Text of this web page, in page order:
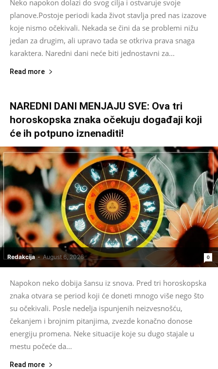
Neko napokon dolazi do svog cilja i ostvaruje svoje
planove.Postoje periodi kada život stavlja pred nas izazove
koje nismo očekivali. Nekada se čini da se problemi nižu
jedan za drugim, ali upravo tada se otkriva prava snaga
karaktera. Naredni dani neće biti jednostavni za...
Read more
NAREDNI DANI MENJAJU SVE: Ova tri
horoskopska znaka očekuju događaji koji
će ih potpuno iznenaditi!
Redakcija - August 6, 2026 0
Napokon neko dobija šansu iz snova. Pred tri horoskopska
znaka otvara se period koji će doneti mnogo više nego što
su očekivali. Posle nedelja ispunjenih neizvesnošću,
čekanjem i brojnim pitanjima, zvezde konačno donose
energiju promena. Neke situacije koje su dugo stajale u
mestu počeće da...
Read more